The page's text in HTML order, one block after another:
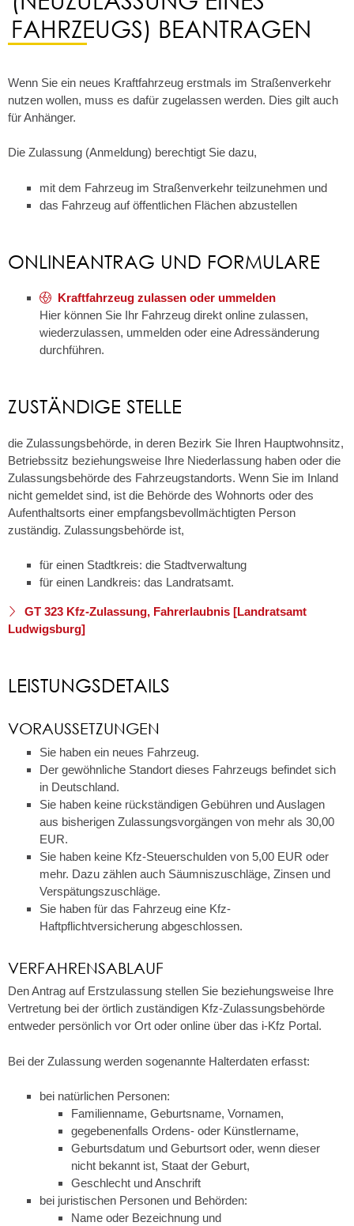
FAHRZEUGS) BEANTRAGEN
Wenn Sie ein neues Kraftfahrzeug erstmals im Straßenverkehr
nutzen wollen, muss es dafür zugelassen werden. Dies gilt auch
für Anhänger.
Die Zulassung (Anmeldung) berechtigt Sie dazu,
mit dem Fahrzeug im Straßenverkehr teilzunehmen und
das Fahrzeug auf öffentlichen Flächen abzustellen
ONLINEANTRAG UND FORMULARE
Kraftfahrzeug zulassen oder ummelden
Hier können Sie Ihr Fahrzeug direkt online zulassen,
wiederzulassen, ummelden oder eine Adressänderung
durchführen.
ZUSTÄNDIGE STELLE
die Zulassungsbehörde, in deren Bezirk Sie Ihren Hauptwohnsitz,
Betriebssitz beziehungsweise Ihre Niederlassung haben oder die
Zulassungsbehörde des Fahrzeugstandorts. Wenn Sie im Inland
nicht gemeldet sind, ist die Behörde des Wohnorts oder des
Aufenthaltsorts einer empfangsbevollmächtigten Person
zuständig. Zulassungsbehörde ist,
für einen Stadtkreis: die Stadtverwaltung
für einen Landkreis: das Landratsamt.
GT 323 Kfz-Zulassung, Fahrerlaubnis [Landratsamt
Ludwigsburg]
LEISTUNGSDETAILS
VORAUSSETZUNGEN
Sie haben ein neues Fahrzeug.
Der gewöhnliche Standort dieses Fahrzeugs befindet sich
in Deutschland.
Sie haben keine rückständigen Gebühren und Auslagen
aus bisherigen Zulassungsvorgängen von mehr als 30,00
EUR.
Sie haben keine Kfz-Steuerschulden von 5,00 EUR oder
mehr. Dazu zählen auch Säumniszuschläge, Zinsen und
Verspätungszuschläge.
Sie haben für das Fahrzeug eine Kfz-
Haftpflichtversicherung abgeschlossen.
VERFAHRENSABLAUF
Den Antrag auf Erstzulassung stellen Sie beziehungsweise Ihre
Vertretung bei der örtlich zuständigen Kfz-Zulassungsbehörde
entweder persönlich vor Ort oder online über das i-Kfz Portal.
Bei der Zulassung werden sogenannte Halterdaten erfasst:
bei natürlichen Personen:
Familienname, Geburtsname, Vornamen,
gegebenenfalls Ordens- oder Künstlername,
Geburtsdatum und Geburtsort oder, wenn dieser
nicht bekannt ist, Staat der Geburt,
Geschlecht und Anschrift
bei juristischen Personen und Behörden:
Name oder Bezeichnung und